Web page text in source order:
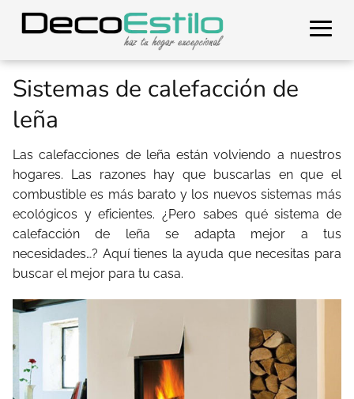
Sistemas de calefacción de
leña
Las calefacciones de leña están volviendo a nuestros
hogares. Las razones hay que buscarlas en que el
combustible es más barato y los nuevos sistemas más
ecológicos y eficientes. ¿Pero sabes qué sistema de
calefacción de leña se adapta mejor a tus
necesidades…? Aquí tienes la ayuda que necesitas para
buscar el mejor para tu casa.